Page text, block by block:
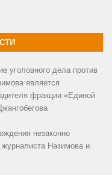
уголовного дела против
является
фракции «Единой
незаконно
журналиста Назимова и